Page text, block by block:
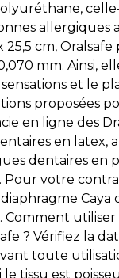
allergiques
25,5 cm,
mm. Ainsi,
et le
proposées
en ligne des
en latex,
dentaires en
Pour votre
Caya
Comment
? Vérifiez la
toute
le tissu est